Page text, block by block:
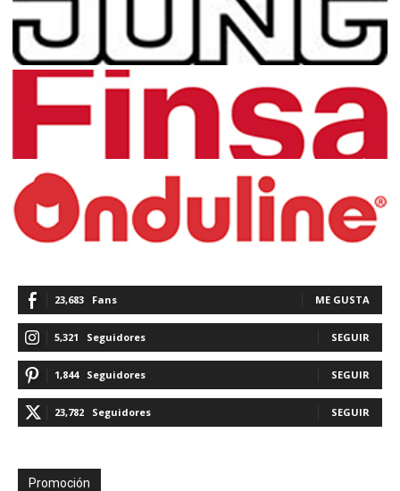
23,683 Fans ME GUSTA
5,321 Seguidores SEGUIR
1,844 Seguidores SEGUIR
23,782 Seguidores SEGUIR
Promoción